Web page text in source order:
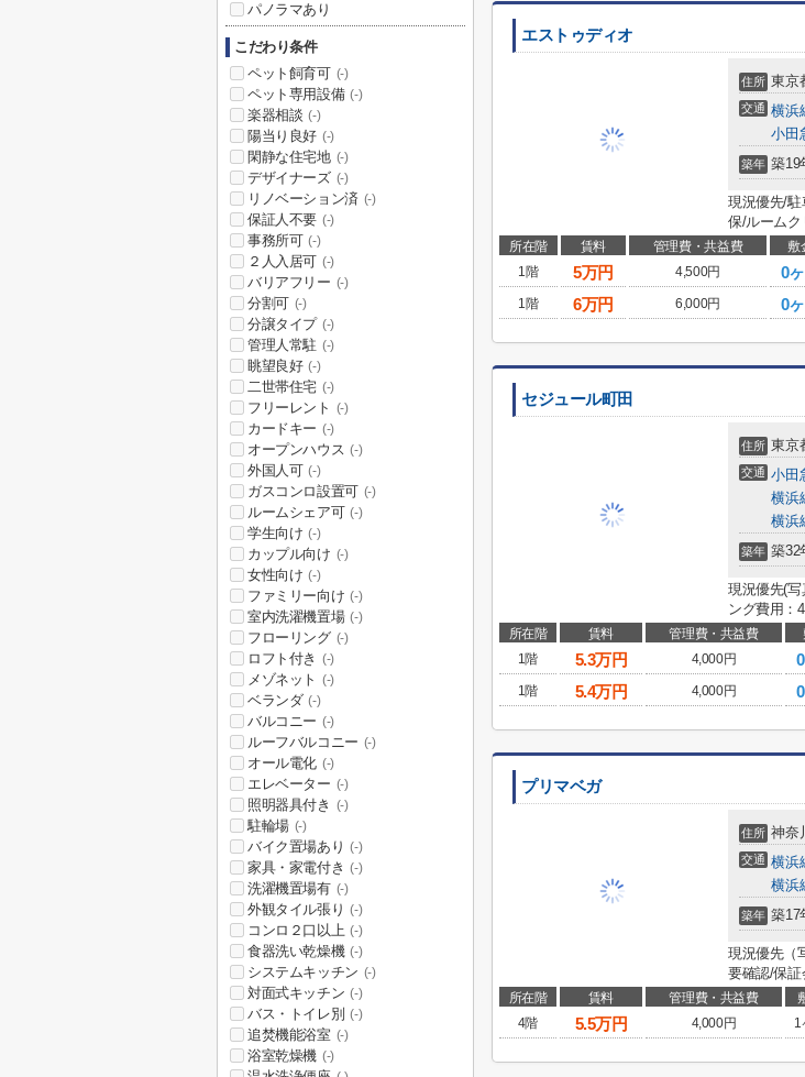
エストゥディオ
住所 東京
交通 横浜
小田
築年 築19
現況優先/駐
保/ルームク
所在階 賃料 管理費・共益費 敷
1階
5万円 4,500円 0
1階
6万円 6,000円 0
セジュール町田
住所 東京
交通 小田
横浜
横浜
築年 築32
現況優先(
ング費用：
所在階 賃料 管理費・共益費
1階
5.3万円 4,000円
1階
5.4万円 4,000円
プリマベガ
住所 神奈
交通 横浜
横浜
築年 築17
現況優先（
要確認/保証
所在階 賃料 管理費・共益費
4階
5.5万円 4,000円 1
パノラマあり
こだわり条件
ペット飼育可 (-)
ペット専用設備 (-)
楽器相談 (-)
陽当り良好 (-)
閑静な住宅地 (-)
デザイナーズ (-)
リノベーション済 (-)
保証人不要 (-)
事務所可 (-)
２人入居可 (-)
バリアフリー (-)
分割可 (-)
分譲タイプ (-)
管理人常駐 (-)
眺望良好 (-)
二世帯住宅 (-)
フリーレント (-)
カードキー (-)
オープンハウス (-)
外国人可 (-)
ガスコンロ設置可 (-)
ルームシェア可 (-)
学生向け (-)
カップル向け (-)
女性向け (-)
ファミリー向け (-)
室内洗濯機置場 (-)
フローリング (-)
ロフト付き (-)
メゾネット (-)
ベランダ (-)
バルコニー (-)
ルーフバルコニー (-)
オール電化 (-)
エレベーター (-)
照明器具付き (-)
駐輪場 (-)
バイク置場あり (-)
家具・家電付き (-)
洗濯機置場有 (-)
外観タイル張り (-)
コンロ２口以上 (-)
食器洗い乾燥機 (-)
システムキッチン (-)
対面式キッチン (-)
バス・トイレ別 (-)
追焚機能浴室 (-)
浴室乾燥機 (-)